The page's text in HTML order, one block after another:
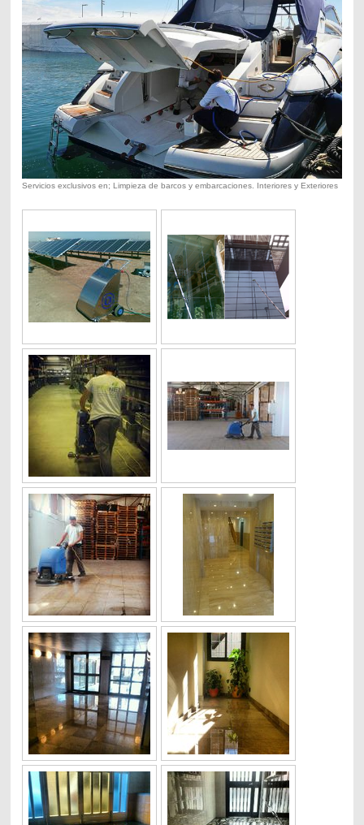
Servicios exclusivos en; Limpieza de barcos y embarcaciones. Interiores y Exteriores